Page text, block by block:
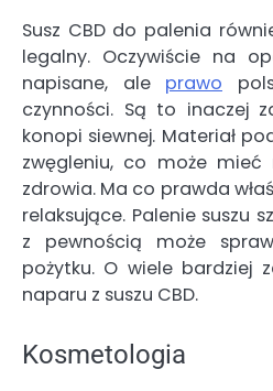
Susz CBD do palenia
legalny. Oczywiście na
napisane, ale prawo
czynności. Są to inaczej
konopi siewnej. Materiał
zwęgleniu, co może
zdrowia. Ma co prawda
relaksujące. Palenie suszu
z pewnością może
pożytku. O wiele bardziej
naparu z suszu CBD.
Kosmetologia